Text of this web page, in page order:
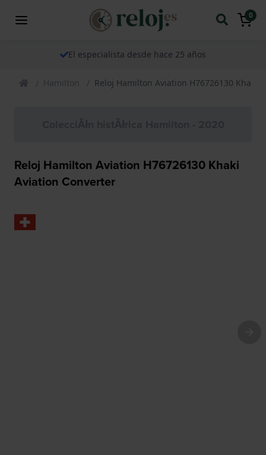
0
El especialista desde hace 25 años
Hamilton Reloj Hamilton Aviation H76726130 Khaki
Reloj Hamilton Aviation H76726130 Khaki
Aviation Converter